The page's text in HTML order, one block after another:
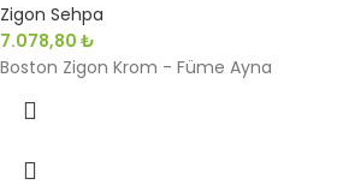
Zigon Sehpa
7.078,80 ₺
Boston Zigon Krom - Füme Ayna